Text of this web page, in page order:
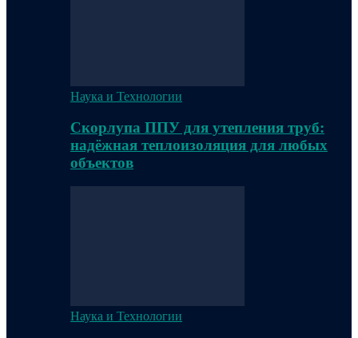
Наука и Технологии
Скорлупа ППУ для утепления труб:
надёжная теплоизоляция для любых
объектов
Наука и Технологии